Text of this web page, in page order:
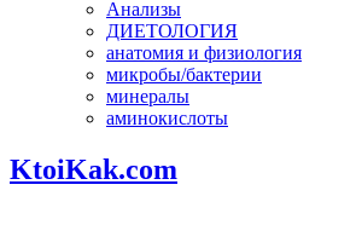
Анализы
ДИЕТОЛОГИЯ
анатомия и физиология
микробы/бактерии
минералы
аминокислоты
KtoiKak.com